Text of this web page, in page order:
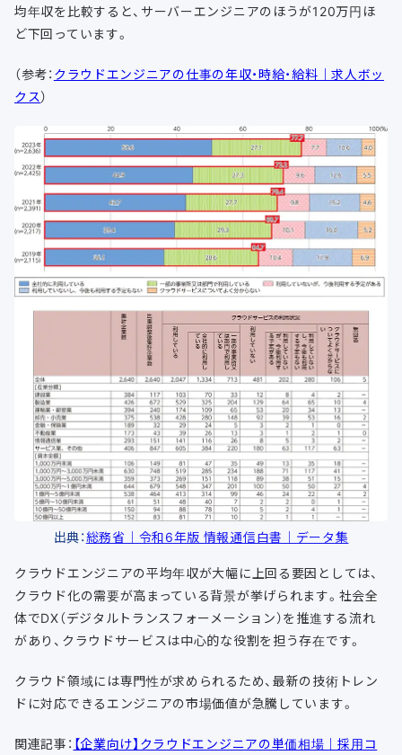
均年収を比較すると、サーバーエンジニアのほうが120万円ほ
ど下回っています。
（参考： クラウドエンジニアの仕事の年収・時給・給料｜求人ボッ
クス）
出典：総務省｜令和6年版 情報通信白書｜データ集
クラウドエンジニアの平均年収が大幅に上回る要因としては、
クラウド化の需要が高まっている背景が挙げられます。社会全
体でDX（デジタルトランスフォーメーション）を推進する流れ
があり、クラウドサービスは中心的な役割を担う存在です。
クラウド領域には専門性が求められるため、最新の技術トレン
ドに対応できるエンジニアの市場価値が急騰しています。
関連記事： 【企業向け】クラウドエンジニアの単価相場｜採用コ